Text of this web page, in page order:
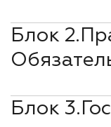
Блок
Блок